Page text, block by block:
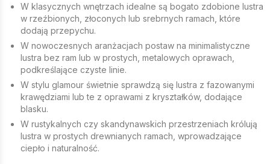
W klasycznych wnętrzach idealne są bogato zdobione lustra
w rzeźbionych, złoconych lub srebrnych ramach, które
dodają przepychu.
W nowoczesnych aranżacjach postaw na minimalistyczne
lustra bez ram lub w prostych, metalowych oprawach,
podkreślające czyste linie.
W stylu glamour świetnie sprawdzą się lustra z fazowanymi
krawędziami lub te z oprawami z kryształków, dodające
blasku.
W rustykalnych czy skandynawskich przestrzeniach królują
lustra w prostych drewnianych ramach, wprowadzające
ciepło i naturalność.